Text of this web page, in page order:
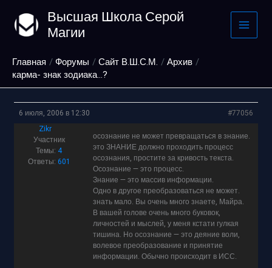
содержимому
Высшая Школа Серой
Магии
Главная Форумы Сайт В.Ш.С.М.
Архив
карма- знак зодиака…?
6 июля, 2006 в 12:30
#77056
Zikr
Участник
Темы:4
Ответы: 601
осознание не может превращаться в знание.
это ЗНАНИЕ должно проходить процесс
осознания, простите за кривость текста.
Осознание — это процесс.
Знание — это массив информации.
Одно в другое преобразоваться не может.
знать мало. Вы очень много знаете, Майра.
В вашей голове очень много буковок,
личностей и мыслей, у меня кстати гулкая
тишина. Но осознание — это деяние воли,
волевое преобразование и принятие
информации. Обычно происходит в ИСС.